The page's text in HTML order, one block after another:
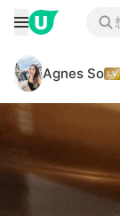
Agnes So